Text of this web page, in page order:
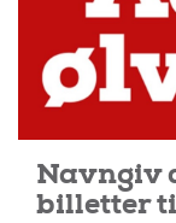
Navngiv
billetter